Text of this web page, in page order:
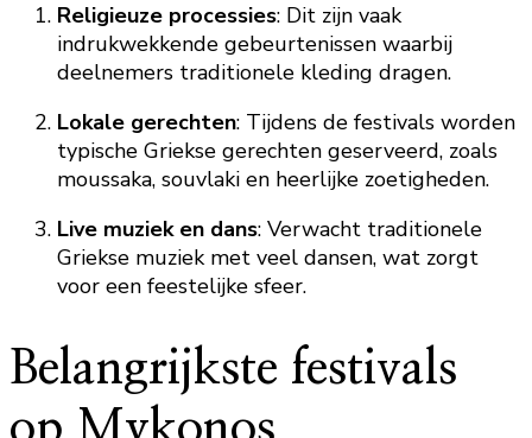
Religieuze processies: Dit zijn vaak
indrukwekkende gebeurtenissen waarbij
deelnemers traditionele kleding dragen.
Lokale gerechten: Tijdens de festivals worden
typische Griekse gerechten geserveerd, zoals
moussaka, souvlaki en heerlijke zoetigheden.
Live muziek en dans: Verwacht traditionele
Griekse muziek met veel dansen, wat zorgt
voor een feestelijke sfeer.
Belangrijkste festivals